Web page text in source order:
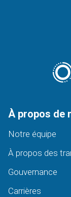
À propos de
Notre équipe
À propos des
Gouvernance
Carrières